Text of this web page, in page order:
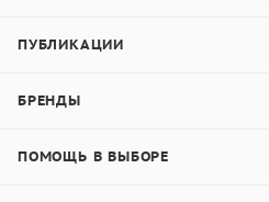
ПУБЛИКАЦИИ
БРЕНДЫ
ПОМОЩЬ В ВЫБОРЕ